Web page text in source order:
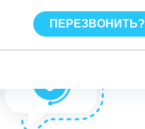
ПЕРЕЗВОНИТЬ?